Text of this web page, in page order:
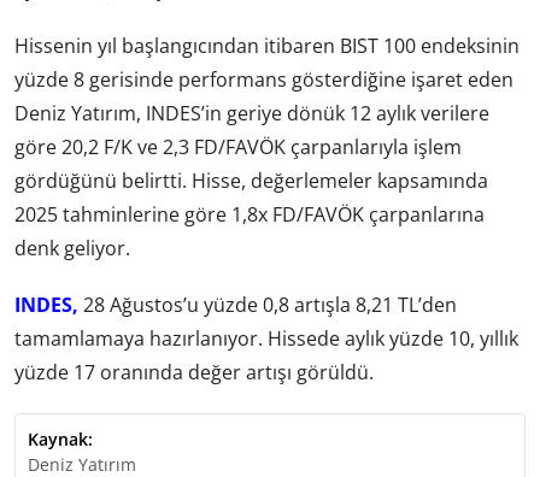
Hissenin yıl başlangıcından itibaren BIST 100 endeksinin
yüzde 8 gerisinde performans gösterdiğine işaret eden
Deniz Yatırım, INDES’in geriye dönük 12 aylık verilere
göre 20,2 F/K ve 2,3 FD/FAVÖK çarpanlarıyla işlem
gördüğünü belirtti. Hisse, değerlemeler kapsamında
2025 tahminlerine göre 1,8x FD/FAVÖK çarpanlarına
denk geliyor.
INDES, 28 Ağustos’u yüzde 0,8 artışla 8,21 TL’den
tamamlamaya hazırlanıyor. Hissede aylık yüzde 10, yıllık
yüzde 17 oranında değer artışı görüldü.
Kaynak:
Deniz Yatırım